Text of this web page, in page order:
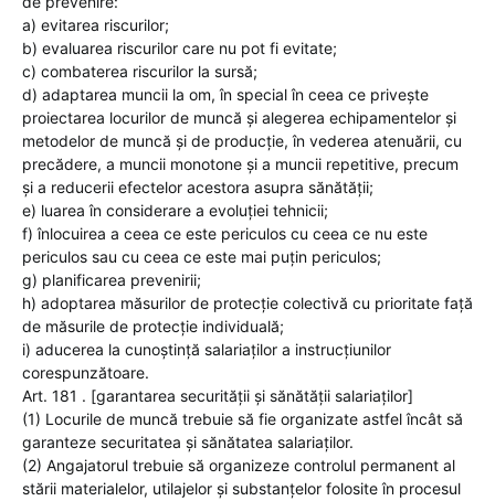
a) evitarea riscurilor;
b) evaluarea riscurilor care nu pot fi evitate;
c) combaterea riscurilor la sursă;
d) adaptarea muncii la om, în special în ceea ce priveşte
proiectarea locurilor de muncă şi alegerea echipamentelor şi
metodelor de muncă şi de producţie, în vederea atenuării, cu
precădere, a muncii monotone şi a muncii repetitive, precum
şi a reducerii efectelor acestora asupra sănătăţii;
e) luarea în considerare a evoluţiei tehnicii;
f) înlocuirea a ceea ce este periculos cu ceea ce nu este
periculos sau cu ceea ce este mai puţin periculos;
g) planificarea prevenirii;
h) adoptarea măsurilor de protecţie colectivă cu prioritate faţă
de măsurile de protecţie individuală;
i) aducerea la cunoştinţă salariaţilor a instrucţiunilor
corespunzătoare.
Art. 181 . [garantarea securităţii şi sănătăţii salariaţilor]
(1) Locurile de muncă trebuie să fie organizate astfel încât să
garanteze securitatea şi sănătatea salariaţilor.
(2) Angajatorul trebuie să organizeze controlul permanent al
stării materialelor, utilajelor şi substanţelor folosite în procesul